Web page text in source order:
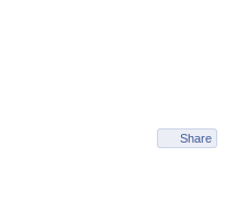
Share